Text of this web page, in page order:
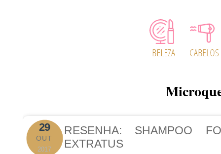
29
OUT
2017
RESENHA: SHAMPOO
EXTRATUS